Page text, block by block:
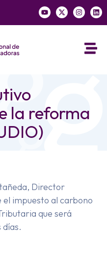
la reforma
Director
el impuesto al carbono
que será